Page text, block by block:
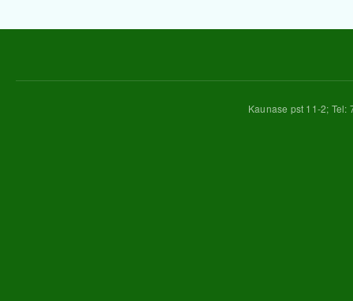
Kaunase pst 11-2;